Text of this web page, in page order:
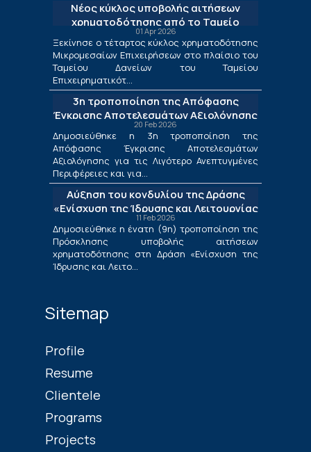
Νέος κύκλος υποβολής αιτήσεων
χρηματοδότησης από το Ταμείο
Δανείων του ΤΕΠΙΧ ΙΙΙ
01 Apr 2026
Ξεκίνησε ο τέταρτος κύκλος χρηματοδότησης
Μικρομεσαίων Επιχειρήσεων στο πλαίσιο του
Ταμείου Δανείων του Ταμείου
Επιχειρηματικότ...
3η τροποποίηση της Απόφασης
Έγκρισης Αποτελεσμάτων Αξιολόγησης
για τις Λιγότερο Ανεπτυγμένες
Περιφέρειες και για τις Περιφέρειες
Μετάβασης στο πλαίσιο της Δράσης
«Ενίσχυση της Ίδρυσης και Λειτουργίας
Νέων Μικρομεσαίων Τουριστικών
Επιχειρήσεων»
20 Feb 2026
Δημοσιεύθηκε η 3η τροποποίηση της
Απόφασης Έγκρισης Αποτελεσμάτων
Αξιολόγησης για τις Λιγότερο Ανεπτυγμένες
Περιφέρειες και για...
Αύξηση του κονδυλίου της Δράσης
«Ενίσχυση της Ίδρυσης και Λειτουργίας
Νέων Μικρομεσαίων Τουριστικών
Επιχειρήσεων»
11 Feb 2026
Δημοσιεύθηκε η ένατη (9η) τροποποίηση της
Πρόσκλησης υποβολής αιτήσεων
χρηματοδότησης στη Δράση «Ενίσχυση της
Ίδρυσης και Λειτο...
Sitemap
Profile
Resume
Clientele
Programs
Projects